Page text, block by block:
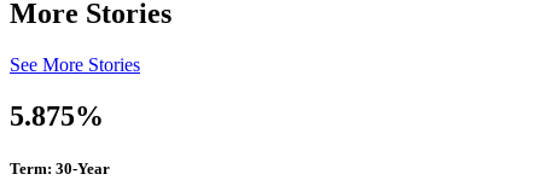
More Stories
See More Stories
5.875%
Term: 30-Year